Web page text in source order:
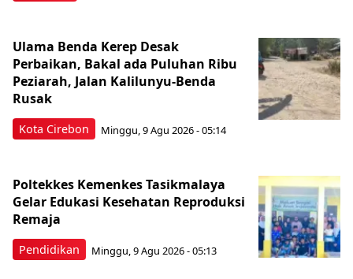
Kota Cirebon
Ulama Benda Kerep Desak
Perbaikan, Bakal ada Puluhan Ribu
Peziarah, Jalan Kalilunyu-Benda
Rusak
Minggu, 9 Agu 2026 - 05:14
Pendidikan
Poltekkes Kemenkes Tasikmalaya
Gelar Edukasi Kesehatan Reproduksi
Remaja
Minggu, 9 Agu 2026 - 05:13